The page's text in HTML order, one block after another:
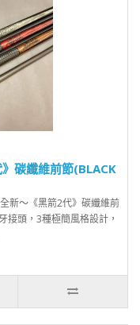
碳纖維前節(BLACK
新～《黑箭2代》碳纖維前
接頭，3種極簡風格設計，